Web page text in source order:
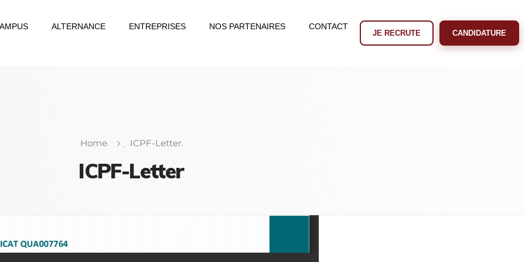
ALTERNANCE ENTREPRISES NOS PARTENAIRES CONTACT
JE RECRUTE CANDIDATURE
Home ICPF-Letter
ICPF-Letter